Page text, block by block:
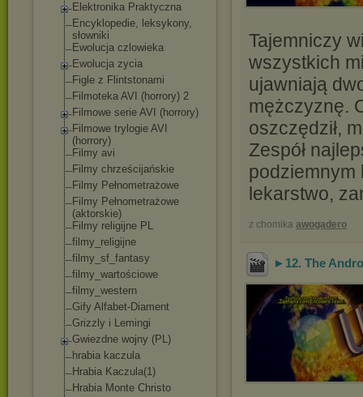
Elektronika Praktyczna
Encyklopedie, leksykony,
słowniki
Ewolucja czlowieka
Ewolucja zycia
Figle z Flintstonami
Filmoteka AVI (horrory) 2
Filmowe serie AVI (horrory)
Filmowe trylogie AVI
(horrory)
Filmy avi
Filmy chrześcijańskie
Filmy Pełnometrażowe
Filmy Pełnometrażowe
(aktorskie)
Filmy religijne PL
filmy_religijne
filmy_sf_fantasy
filmy_wartościowe
filmy_western
Gify Alfabet-Diament
Grizzly i Lemingi
Gwiezdne wojny (PL)
hrabia kaczula
Hrabia Kaczula(1)
Hrabia Monte Christo
Tajemniczy
wszystkich
ujawniają
mężczyznę.
oszczędził,
Zespół
podziemnym
lekarstwo,
z chomika awogadero
►12. The